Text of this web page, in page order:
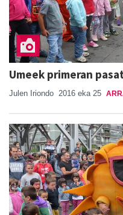
Umeek primeran
Julen Iriondo 2016 eka 25